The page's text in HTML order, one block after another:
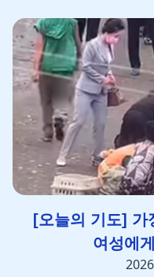
[오늘의 기도] 가
여성에